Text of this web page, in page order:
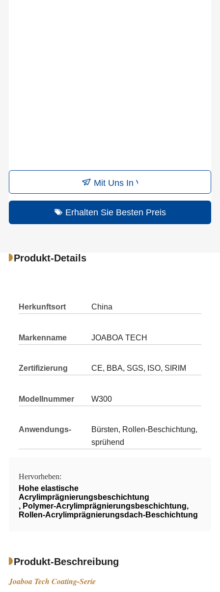
Treten Sie Mit Uns In Verbindung
Erhalten Sie Besten Preis
Produkt-Details
Herkunftsort China
Markenname JOABOA TECH
Zertifizierung CE, BBA, SGS, ISO, SIRIM
Modellnummer W300
Anwendungs-
Bürsten, Rollen-Beschichtung,
sprühend
Hervorheben:
Hohe elastische
Acrylimprägnierungsbeschichtung
, Polymer-Acrylimprägnierungsbeschichtung,
Rollen-Acrylimprägnierungsdach-Beschichtung
Produkt-Beschreibung
Joaboa Tech Coating-Serie